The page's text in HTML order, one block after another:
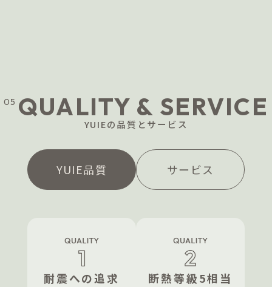
05 QUALITY & SERVICE
YUIEの品質とサービス
YUIE品質 サービス
耐震への追求 断熱等級5相当
LIXILストア クーポン提供
ECサイトLIXILストアの「LIXILセレクトアイ